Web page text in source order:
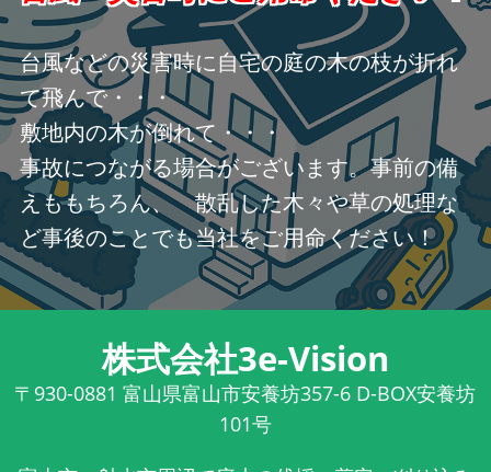
台風などの災害時に自宅の庭の木の枝が折れ
て飛んで・・・
敷地内の木が倒れて・・・
事故につながる場合がございます。事前の備
えももちろん、 散乱した木々や草の処理な
ど事後のことでも当社をご用命ください！
株式会社3e-Vision
〒930-0881 富山県富山市安養坊357-6 D-BOX安養坊
101号